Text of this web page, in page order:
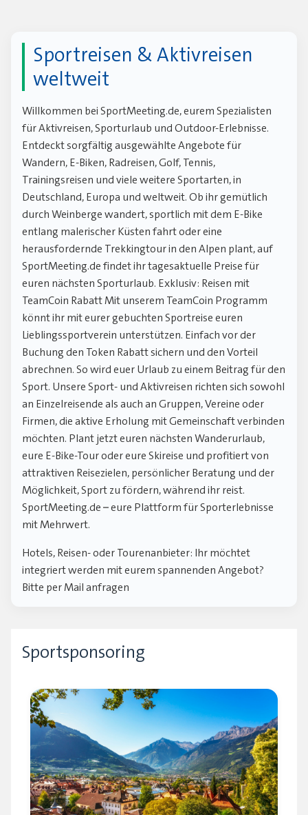
Sportreisen & Aktivreisen
weltweit
Willkommen bei SportMeeting.de, eurem Spezialisten
für Aktivreisen, Sporturlaub und Outdoor-Erlebnisse.
Entdeckt sorgfältig ausgewählte Angebote für
Wandern, E-Biken, Radreisen, Golf, Tennis,
Trainingsreisen und viele weitere Sportarten, in
Deutschland, Europa und weltweit. Ob ihr gemütlich
durch Weinberge wandert, sportlich mit dem E-Bike
entlang malerischer Küsten fahrt oder eine
herausfordernde Trekkingtour in den Alpen plant, auf
SportMeeting.de findet ihr tagesaktuelle Preise für
euren nächsten Sporturlaub. Exklusiv: Reisen mit
TeamCoin Rabatt Mit unserem TeamCoin Programm
könnt ihr mit eurer gebuchten Sportreise euren
Lieblingssportverein unterstützen. Einfach vor der
Buchung den Token Rabatt sichern und den Vorteil
abrechnen. So wird euer Urlaub zu einem Beitrag für den
Sport. Unsere Sport- und Aktivreisen richten sich sowohl
an Einzelreisende als auch an Gruppen, Vereine oder
Firmen, die aktive Erholung mit Gemeinschaft verbinden
möchten. Plant jetzt euren nächsten Wanderurlaub,
eure E-Bike-Tour oder eure Skireise und profitiert von
attraktiven Reisezielen, persönlicher Beratung und der
Möglichkeit, Sport zu fördern, während ihr reist.
SportMeeting.de – eure Plattform für Sporterlebnisse
mit Mehrwert.
Hotels, Reisen- oder Tourenanbieter: Ihr möchtet
integriert werden mit eurem spannenden Angebot?
Bitte per Mail anfragen
Sportsponsoring